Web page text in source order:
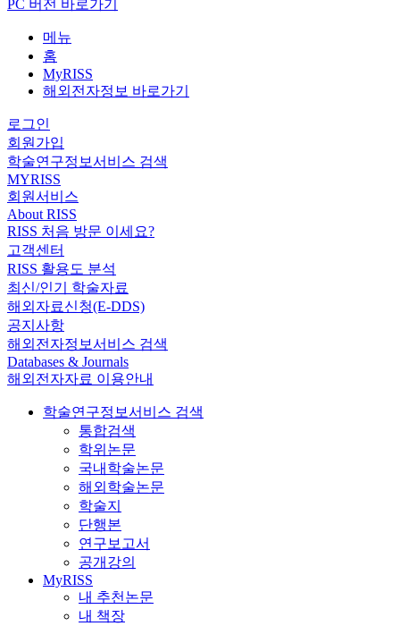
PC 버전 바로가기
메뉴
홈
MyRISS
해외전자정보 바로가기
로그인
회원가입
학술연구정보서비스 검색
MYRISS
회원서비스
About RISS
RISS 처음 방문 이세요?
고객센터
RISS 활용도 분석
최신/인기 학술자료
해외자료신청(E-DDS)
공지사항
해외전자정보서비스 검색
Databases & Journals
해외전자자료 이용안내
학술연구정보서비스 검색
통합검색
학위논문
국내학술논문
해외학술논문
학술지
단행본
연구보고서
공개강의
MyRISS
내 추천논문
내 책장